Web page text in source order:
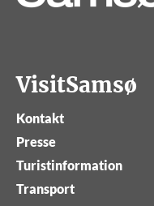
VisitSamsø
Kontakt
Presse
Turistinformation
Transport